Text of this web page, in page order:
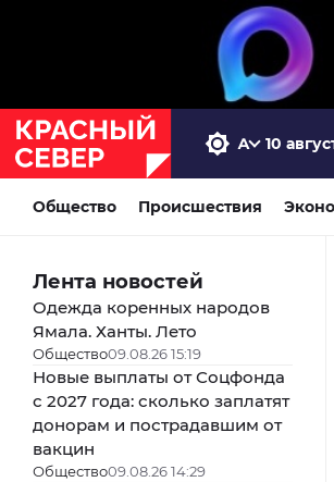
10
Общество Происшествия
Лента новостей
Одежда коренных народов
Ямала. Ханты. Лето
Общество09.08.26 15:19
Новые выплаты от Соцфонда
с 2027 года: сколько заплатят
донорам и пострадавшим от
вакцин
Общество09.08.26 14:29